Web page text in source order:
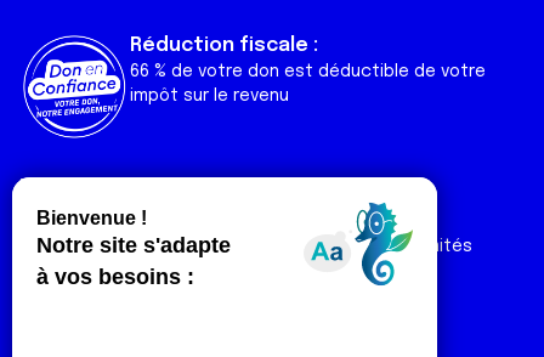
Réduction fiscale :
66 % de votre don est déductible de votre
impôt sur le revenu
Liens utiles
Nos actualités
Nos publications
Contact
Espace Ligue & comités
Espace chercheur